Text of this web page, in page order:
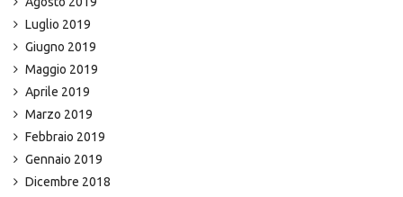
Luglio 2019
Giugno 2019
Maggio 2019
Aprile 2019
Marzo 2019
Febbraio 2019
Gennaio 2019
Dicembre 2018